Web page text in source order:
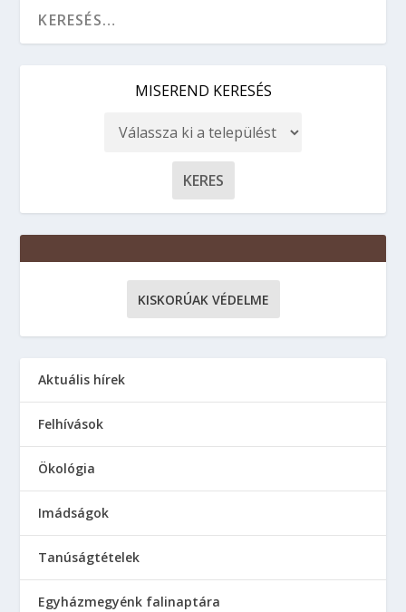
MISEREND KERESÉS
KISKORÚAK VÉDELME
Aktuális hírek
Felhívások
Ökológia
Imádságok
Tanúságtételek
Egyházmegyénk falinaptára